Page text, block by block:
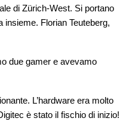
di Zürich-West. Si portano
Florian Teuteberg,
due gamer e avevamo
L’hardware era molto
è stato il fischio di inizio!